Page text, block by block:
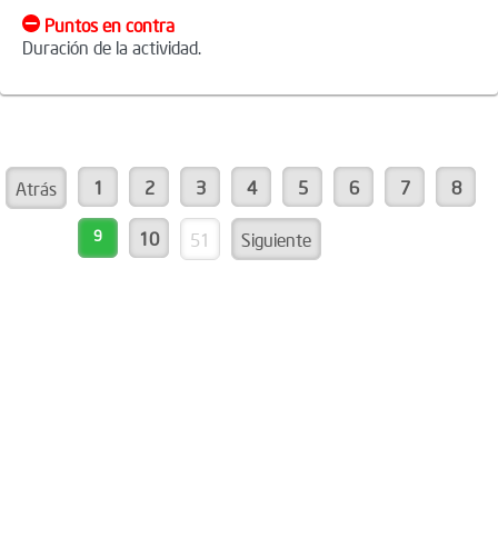
Puntos en contra
Duración de la actividad.
Atrás 1 2 3 4 5 6 7 8
9 10 51 Siguiente